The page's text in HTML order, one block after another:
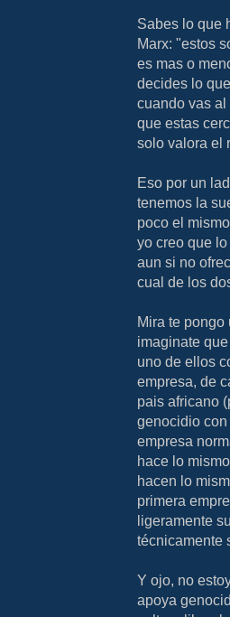
Sabes lo que
Marx: "estos
es mas o
decides lo
cuando vas
que estas
solo valora el
Eso por un
tenemos la
poco el
yo creo que
aun si no
cual de los
Mira te
imaginate
uno de ellos
empresa, de
pais africano
genocidio
empresa
hace lo
hacen lo
primera
ligeramente
técnicamente
Y ojo, no
apoya